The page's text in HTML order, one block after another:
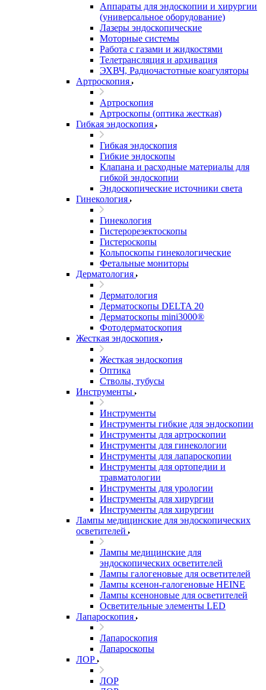
Аппараты для эндоскопии и хирургии
(универсальное оборудование)
Лазеры эндоскопические
Моторные системы
Работа с газами и жидкостями
Телетрансляция и архивация
ЭХВЧ, Радиочастотные коагуляторы
Артроскопия
Артроскопия
Артроскопы (оптика жесткая)
Гибкая эндоскопия
Гибкая эндоскопия
Гибкие эндоскопы
Клапана и расходные материалы для
гибкой эндоскопии
Эндоскопические источники света
Гинекология
Гинекология
Гистерорезектоскопы
Гистероскопы
Кольпоскопы гинекологические
Фетальные мониторы
Дерматология
Дерматология
Дерматоскопы DELTA 20
Дерматоскопы mini3000®
Фотодерматоскопия
Жесткая эндоскопия
Жесткая эндоскопия
Оптика
Стволы, тубусы
Инструменты
Инструменты
Инструменты гибкие для эндоскопии
Инструменты для артроскопии
Инструменты для гинекологии
Инструменты для лапароскопии
Инструменты для ортопедии и
травматологии
Инструменты для урологии
Инструменты для хирургии
Инструменты для хирургии
Лампы медицинские для эндоскопических
осветителей
Лампы медицинские для
эндоскопических осветителей
Лампы галогеновые для осветителей
Лампы ксенон-галогеновые HEINE
Лампы ксеноновые для осветителей
Осветительные элементы LED
Лапароскопия
Лапароскопия
Лапароскопы
ЛОР
ЛОР